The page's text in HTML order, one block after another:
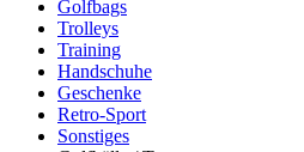
Golfbags
Trolleys
Training
Handschuhe
Geschenke
Retro-Sport
Sonstiges